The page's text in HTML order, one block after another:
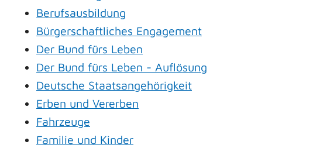
Berufsausbildung
Bürgerschaftliches Engagement
Der Bund fürs Leben
Der Bund fürs Leben - Auflösung
Deutsche Staatsangehörigkeit
Erben und Vererben
Fahrzeuge
Familie und Kinder